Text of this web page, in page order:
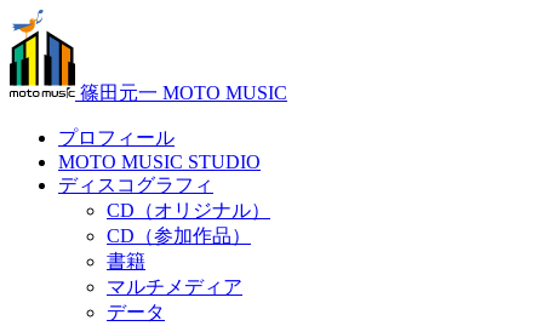
篠田元一 MOTO MUSIC
プロフィール
MOTO MUSIC STUDIO
ディスコグラフィ
CD（オリジナル）
CD（参加作品）
書籍
マルチメディア
データ